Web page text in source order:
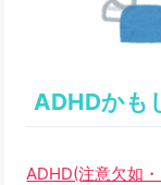
ADHDかも
ADHD(注意欠如